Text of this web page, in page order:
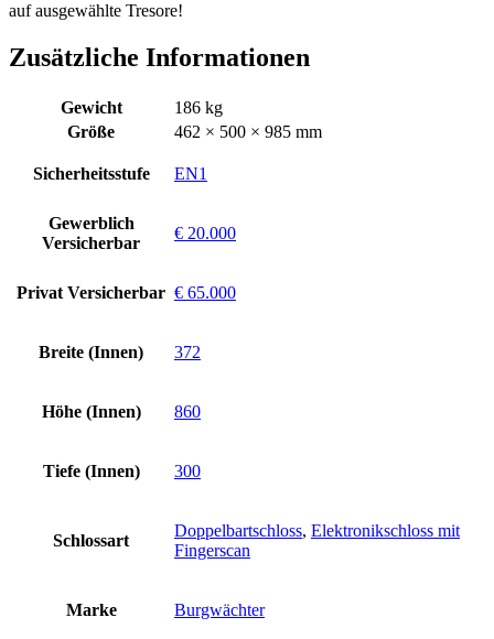
auf ausgewählte Tresore!
Zusätzliche Informationen
Gewicht
186 kg
Größe
462 × 500 × 985 mm
Sicherheitsstufe EN1
Gewerblich
Versicherbar
€ 20.000
Privat Versicherbar € 65.000
Breite (Innen) 372
Höhe (Innen) 860
Tiefe (Innen) 300
Schlossart
Doppelbartschloss, Elektronikschloss mit
Fingerscan
Marke Burgwächter